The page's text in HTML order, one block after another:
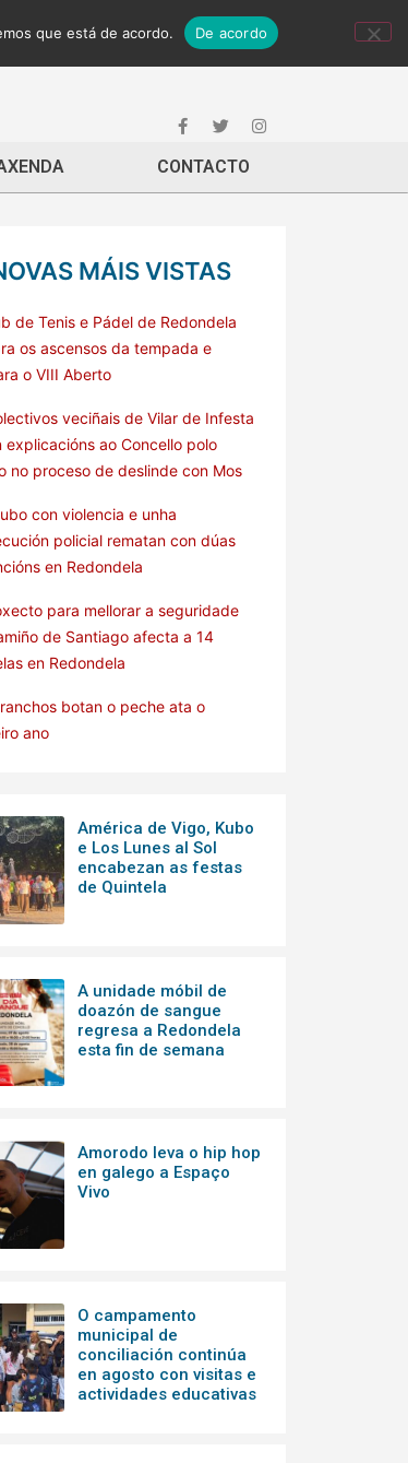
CONTACTO
MÁIS VISTAS
de Tenis e Pádel de Redondela
os ascensos da tempada e
o VIII Aberto
veciñais de Vilar de Infesta
explicacións ao Concello polo
no proceso de deslinde con Mos
con violencia e unha
policial rematan con dúas
en Redondela
para mellorar a seguridade
de Santiago afecta a 14
en Redondela
botan o peche ata o
ano
América de Vigo, Kubo
e Los Lunes al Sol
encabezan as festas
de Quintela
A unidade móbil de
doazón de sangue
regresa a Redondela
esta fin de semana
Amorodo leva o hip hop
en galego a Espaço
Vivo
O campamento
municipal de
conciliación continúa
en agosto con visitas e
actividades educativas
que está de acordo. De acordo